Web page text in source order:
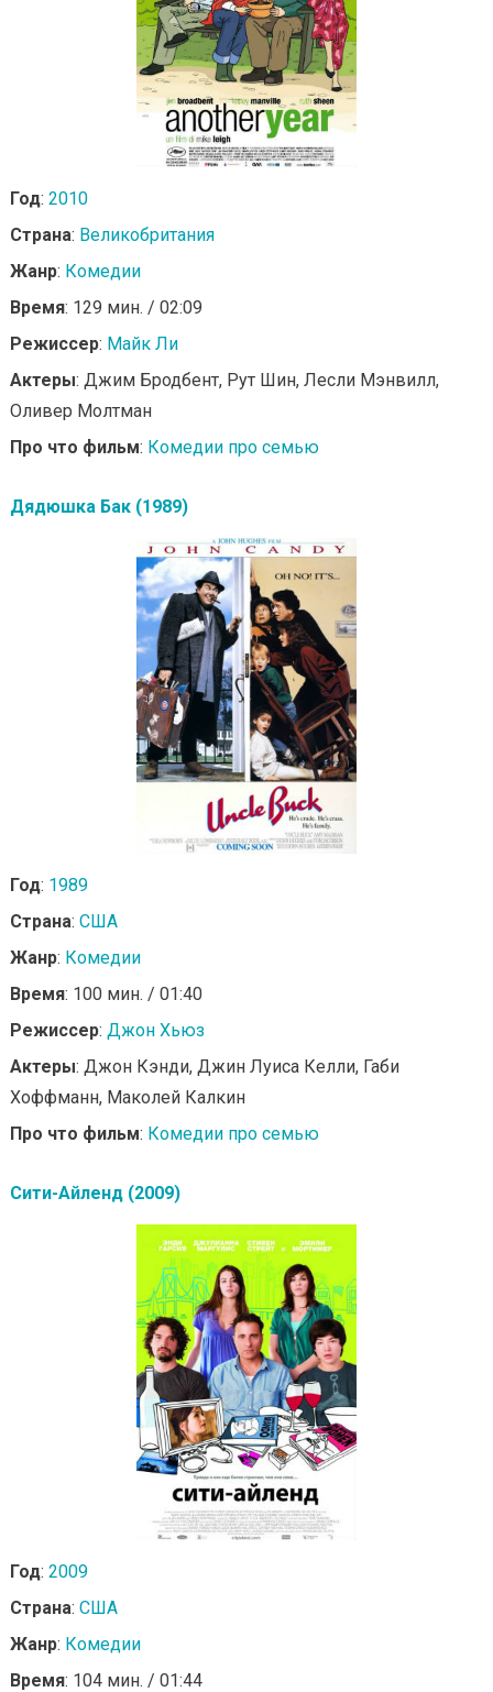
Год: 2010
Страна: Великобритания
Жанр: Комедии
Время: 129 мин. / 02:09
Режиссер: Майк Ли
Актеры: Джим Бродбент, Рут Шин, Лесли Мэнвилл,
Оливер Молтман
Про что фильм: Комедии про семью
Дядюшка Бак (1989)
Год: 1989
Страна: США
Жанр: Комедии
Время: 100 мин. / 01:40
Режиссер: Джон Хьюз
Актеры: Джон Кэнди, Джин Луиса Келли, Габи
Хоффманн, Маколей Калкин
Про что фильм: Комедии про семью
Сити-Айленд (2009)
Год: 2009
Страна: США
Жанр: Комедии
Время: 104 мин. / 01:44